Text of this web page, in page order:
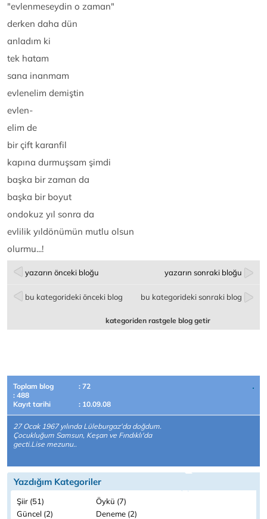
"evlenmeseydin o zaman"
derken daha dün
anladım ki
tek hatam
sana inanmam
evlenelim demiştin
evlen-
elim de
bir çift karanfil
kapına durmuşsam şimdi
başka bir zaman da
başka bir boyut
ondokuz yıl sonra da
evlilik yıldönümün mutlu olsun
olurmu...!
yazarın önceki bloğu yazarın sonraki bloğu
bu kategorideki önceki blog bu kategorideki sonraki blog
kategoriden rastgele blog getir
Toplam blog
: 72
: 488
Kayıt tarihi
: 10.09.08
27 Ocak 1967 yılında Lüleburgaz'da doğdum.
Çocukluğum Samsun, Keşan ve Fındıklı'da
gecti.Lise mezunu..
Yazdığım Kategoriler
Şiir (51)
Öykü (7)
Güncel (2)
Deneme (2)